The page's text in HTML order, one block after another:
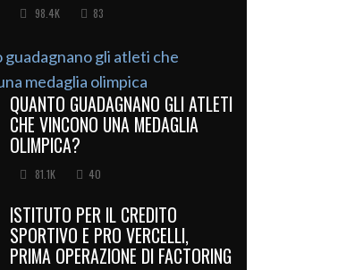
98.4K 83
QUANTO GUADAGNANO GLI ATLETI
CHE VINCONO UNA MEDAGLIA
OLIMPICA?
81.1K 40
ISTITUTO PER IL CREDITO
SPORTIVO E PRO VERCELLI,
PRIMA OPERAZIONE DI FACTORING